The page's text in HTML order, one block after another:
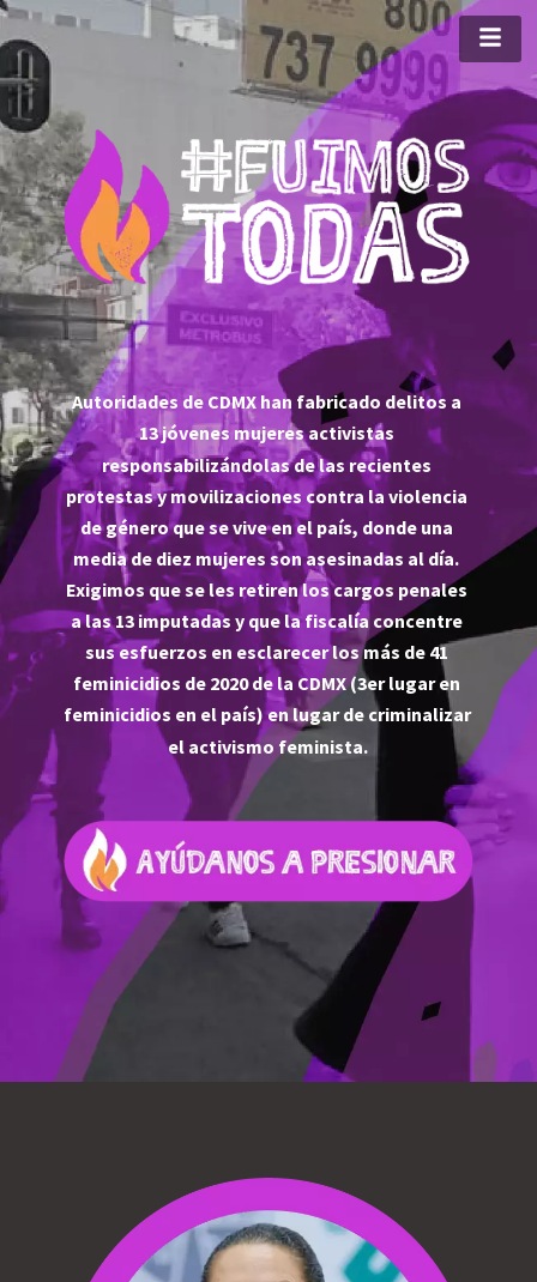
Autoridades de CDMX han fabricado delitos a
13 jóvenes mujeres activistas
responsabilizándolas de las recientes
protestas y movilizaciones contra la violencia
de género que se vive en el país, donde una
media de diez mujeres son asesinadas al día.
Exigimos que se les retiren los cargos penales
a las 13 imputadas y que la fiscalía concentre
sus esfuerzos en esclarecer los más de 41
feminicidios de 2020 de la CDMX (3er lugar en
feminicidios en el país) en lugar de criminalizar
el activismo feminista.